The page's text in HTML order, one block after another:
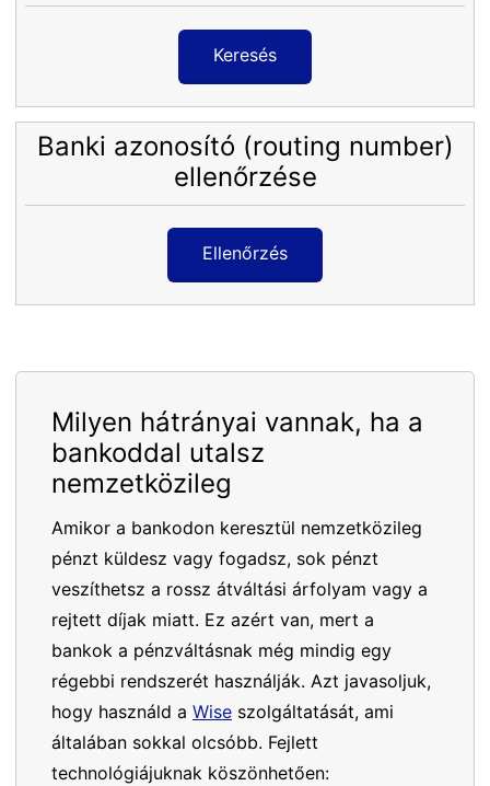
Keresés
Banki azonosító (routing number)
ellenőrzése
Ellenőrzés
Milyen hátrányai vannak, ha a
bankoddal utalsz
nemzetközileg
Amikor a bankodon keresztül nemzetközileg
pénzt küldesz vagy fogadsz, sok pénzt
veszíthetsz a rossz átváltási árfolyam vagy a
rejtett díjak miatt. Ez azért van, mert a
bankok a pénzváltásnak még mindig egy
régebbi rendszerét használják. Azt javasoljuk,
hogy használd a Wise szolgáltatását, ami
általában sokkal olcsóbb. Fejlett
technológiájuknak köszönhetően: